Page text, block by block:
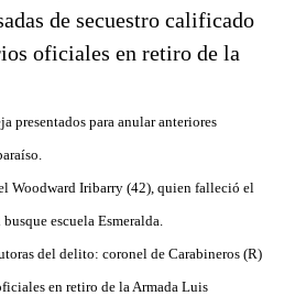
de secuestro calificado
oficiales en retiro de la
presentados para anular anteriores
Woodward Iribarry (42), quien falleció el
escuela Esmeralda.
del delito: coronel de Carabineros (R)
en retiro de la Armada Luis